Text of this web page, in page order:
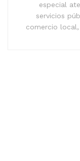
especial
servicios
comercio local,